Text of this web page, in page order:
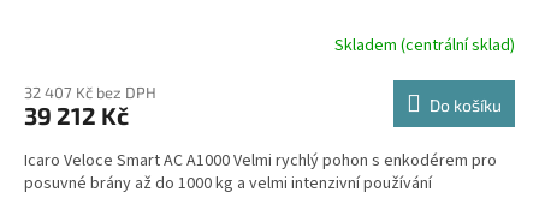
Skladem (centrální sklad)
32 407 Kč bez DPH
39 212 Kč Do košíku
Icaro Veloce Smart AC A1000 Velmi rychlý pohon s enkodérem pro
posuvné brány až do 1000 kg a velmi intenzivní používání